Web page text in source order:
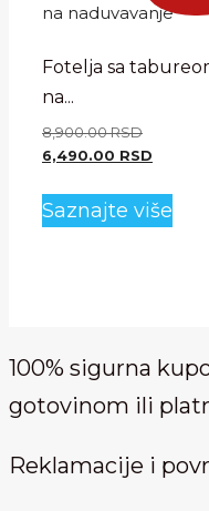
Fotelja sa
na...
8,900.00RSDOriginalna
cena
bila:
8,900.00
6,490.00 RSD
je:
Saznajte više
100% sigurna
gotovinom ili
Reklamacije i